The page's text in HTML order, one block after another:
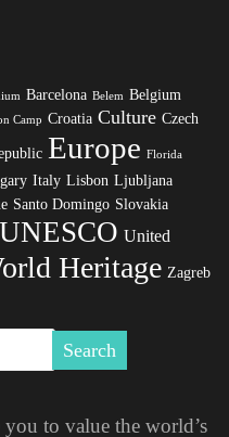
Barcelona Belem Belgium
Camp Croatia Culture Czech
Europe Florida
Italy Lisbon Ljubljana
Santo Domingo Slovakia
UNESCO United
Heritage Zagreb
to value the world’s